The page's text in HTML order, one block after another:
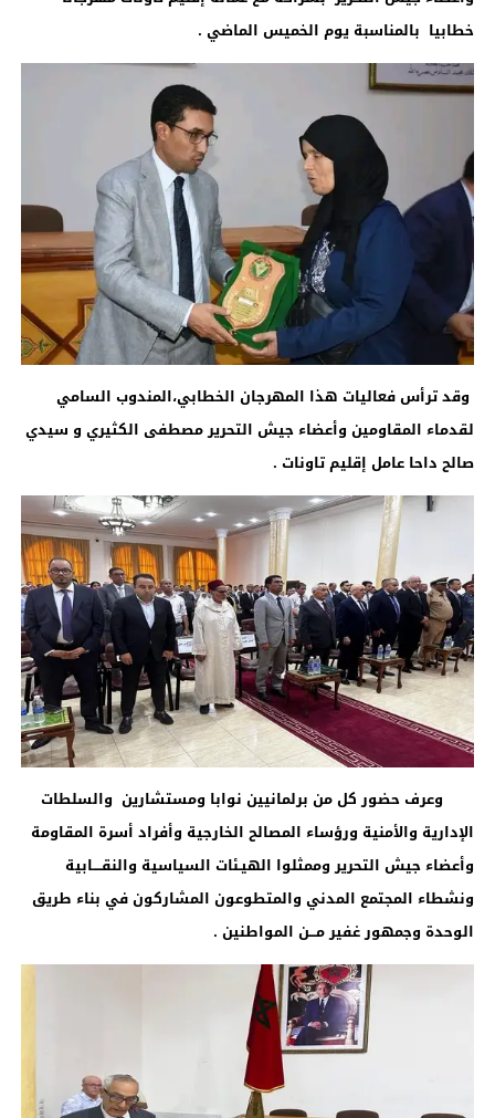
خطابيا بالمناسبة يوم الخميس الماضي .
وقد ترأس فعاليات هذا المهرجان الخطابي،المندوب السامي
لقدماء المقاومين وأعضاء جيش التحرير مصطفى الكثيري و سيدي
صالح داحا عامل إقليمتاونات.
وعرف حضور كل من برلمانيين نوابا ومستشارين والسلطات
الإدارية والأمنية ورؤساء المصالح الخارجية وأفراد أسرة المقاومة
وأعضاء جيش التحرير وممثلوا الهيـئات السياسية والنقــــابية
ونشطاء المجتمع المدني والمتطوعون المشاركون في بناء طريق
الوحدة وجمهور غفير مـــن المواطنين.